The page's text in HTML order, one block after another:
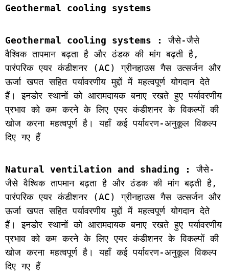
Geothermal cooling systems
Geothermal cooling systems : जैसे-जैसे
वैश्विक तापमान बढ़ता है और ठंडक की मांग बढ़ती है,
पारंपरिक एयर कंडीशनर (AC) ग्रीनहाउस गैस उत्सर्जन और
ऊर्जा खपत सहित पर्यावरणीय मुद्दों में महत्वपूर्ण योगदान देते
हैं। इनडोर स्थानों को आरामदायक बनाए रखते हुए पर्यावरणीय
प्रभाव को कम करने के लिए एयर कंडीशनर के विकल्पों की
खोज करना महत्वपूर्ण है। यहाँ कई पर्यावरण-अनुकूल विकल्प
दिए गए हैं
Natural ventilation and shading : जैसे-
जैसे वैश्विक तापमान बढ़ता है और ठंडक की मांग बढ़ती है,
पारंपरिक एयर कंडीशनर (AC) ग्रीनहाउस गैस उत्सर्जन और
ऊर्जा खपत सहित पर्यावरणीय मुद्दों में महत्वपूर्ण योगदान देते
हैं। इनडोर स्थानों को आरामदायक बनाए रखते हुए पर्यावरणीय
प्रभाव को कम करने के लिए एयर कंडीशनर के विकल्पों की
खोज करना महत्वपूर्ण है। यहाँ कई पर्यावरण-अनुकूल विकल्प
दिए गए हैं